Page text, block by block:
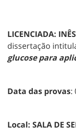
LICENCIADA:
dissertação
glucose para
Data das provas
Local: SALA DE